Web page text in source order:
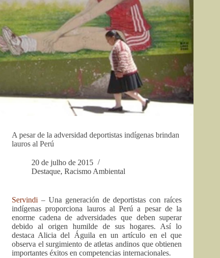
A pesar de la adversidad deportistas indígenas brindan
lauros al Perú
20 de julho de 2015
Destaque, Racismo Ambiental
Servindi – Una generación de deportistas con raíces
indígenas proporciona lauros al Perú a pesar de la
enorme cadena de adversidades que deben superar
debido al origen humilde de sus hogares. Así lo
destaca Alicia del Águila en un artículo en el que
observa el surgimiento de atletas andinos que obtienen
importantes éxitos en competencias internacionales.